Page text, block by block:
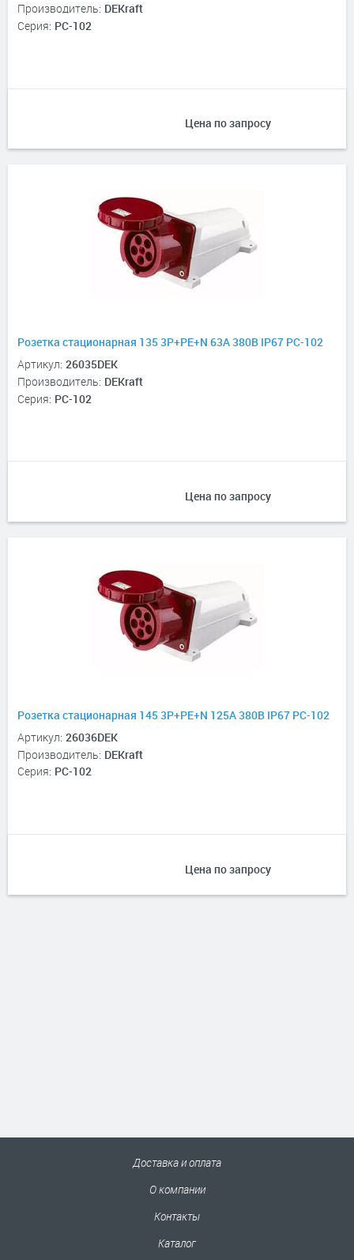
Производитель: DEKraft
Серия: РС-102
Цена по запросу
Розетка стационарная 135 3Р+РЕ+N 63А 380В IP67 РС-102
Артикул: 26035DEK
Производитель: DEKraft
Серия: РС-102
Цена по запросу
Розетка стационарная 145 3Р+РЕ+N 125А 380В IP67 РС-102
Артикул: 26036DEK
Производитель: DEKraft
Серия: РС-102
Цена по запросу
Доставка и оплата
О компании
Контакты
Каталог